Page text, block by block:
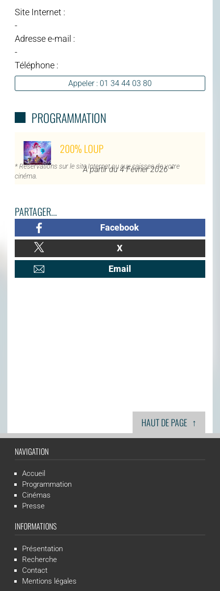
Site Internet :
-
Adresse e-mail :
-
Téléphone :
Appeler : 01 34 44 03 80
PROGRAMMATION
200% LOUP
À partir du 4 Février 2026 *
* Réservations sur le site Internet ou aux caisses de votre
cinéma.
PARTAGER...
Facebook
X
Email
HAUT DE PAGE ↑
NAVIGATION
Accueil
Programmation
Cinémas
Presse
INFORMATIONS
Présentation
Recherche
Contact
Mentions légales